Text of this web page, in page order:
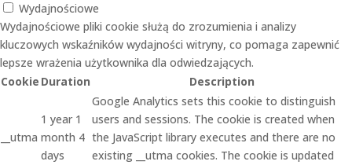
Wydajnościowe
Wydajnościowe pliki cookie służą do zrozumienia i analizy
kluczowych wskaźników wydajności witryny, co pomaga zapewnić
lepsze wrażenia użytkownika dla odwiedzających.
Cookie Duration Description
__utma
1 year 1
month 4
days
Google Analytics sets this cookie to distinguish
users and sessions. The cookie is created when
the JavaScript library executes and there are no
existing __utma cookies. The cookie is updated